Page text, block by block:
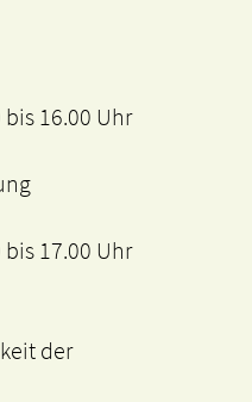
16.00 Uhr
17.00 Uhr
der